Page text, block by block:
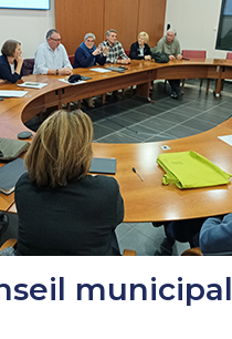
municipal